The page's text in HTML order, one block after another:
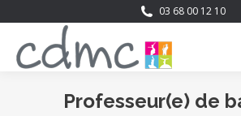
03 68 00 12 10
Professeur(e) de